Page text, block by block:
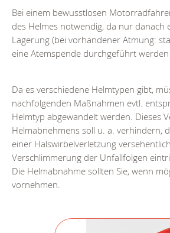
Bei einem bewusstlosen
des Helmes notwendig, da nur danach
Lagerung (bei vorhandener Atmung:
eine Atemspende durchgeführt
Da es verschiedene Helmtypen gibt,
nachfolgenden Maßnahmen evtl.
Helmtyp abgewandelt werden. Dieses
Helmabnehmens soll u. a. verhindern,
einer Halswirbelverletzung
Verschlimmerung der Unfallfolgen
Die Helmabnahme sollten Sie, wenn
vornehmen.